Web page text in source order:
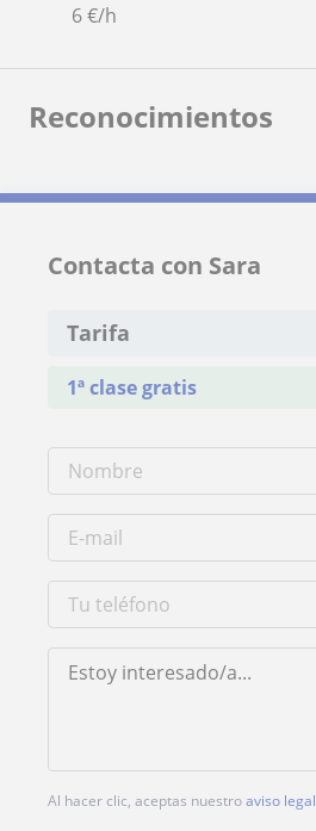
6€/h
Reconocimientos
Contacta con Sara
Tarifa
1ª clase gratis
Al hacer clic, aceptas nuestroaviso legal